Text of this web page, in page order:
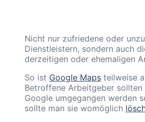
Nicht nur zufriedene oder
Dienstleistern, sondern auch
derzeitigen oder ehemaligen
So ist Google Maps teilweise
Betroffene Arbeitgeber
Google umgegangen werden
sollte man sie womöglich